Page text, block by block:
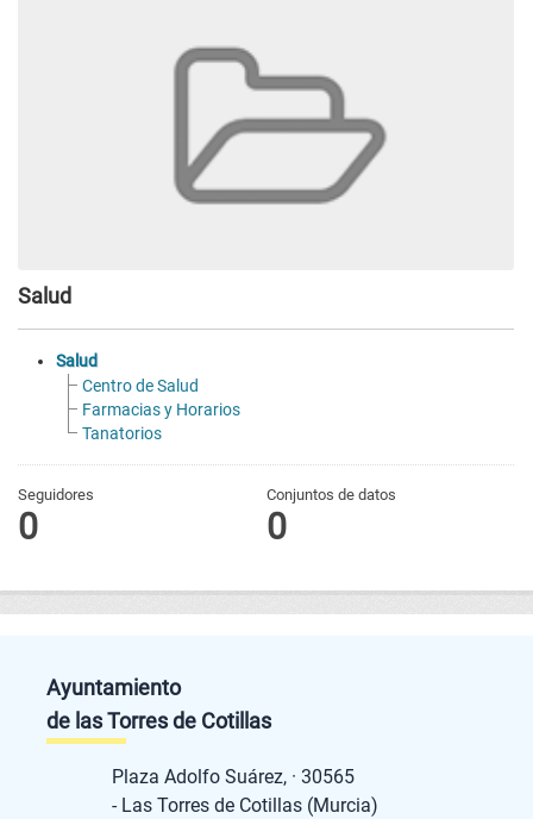
Salud
Salud
Centro de Salud
Farmacias y Horarios
Tanatorios
Seguidores
0
Conjuntos de datos
0
Ayuntamiento
de las Torres de Cotillas
Plaza Adolfo Suárez, · 30565
- Las Torres de Cotillas (Murcia)